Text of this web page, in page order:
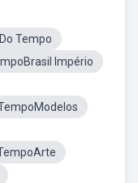
Tempo
Império
TempoModelos